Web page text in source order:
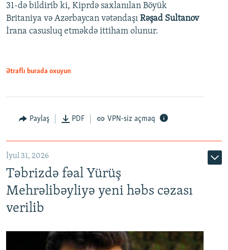
31-də bildirib ki, Kiprdə saxlanılan Böyük
Britaniya və Azərbaycan vətəndaşı Rəşad Sultanov
İrana casusluq etməkdə ittiham olunur.
Ətraflı burada oxuyun
Paylaş PDF VPN-siz açmaq
İyul 31, 2026
Təbrizdə fəal Yürüş
Mehrəlibəyliyə yeni həbs cəzası
verilib